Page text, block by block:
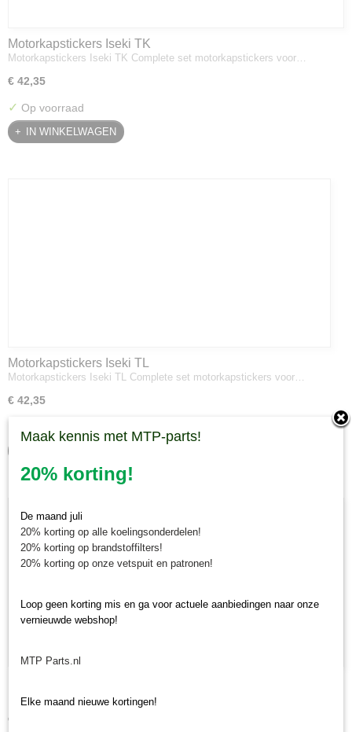
Motorkapstickers Iseki TK
Motorkapstickers Iseki TK Complete set motorkapstickers voor…
€ 42,35
✓ Op voorraad
IN WINKELWAGEN
Motorkapstickers Iseki TL
Motorkapstickers Iseki TL Complete set motorkapstickers voor…
€ 42,35
Motorkapstickers Iseki TU Complete set motorkapstickers voor…
€ 42,35
Maak kennis met MTP-parts!
20% korting!
De maand juli
20% korting op alle koelingsonderdelen!
20% korting op brandstoffilters!
20% korting op onze vetspuit en patronen!
Loop geen korting mis en ga voor actuele aanbiedingen naar onze
vernieuwde webshop!
MTP Parts.nl
Elke maand nieuwe kortingen!